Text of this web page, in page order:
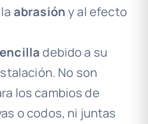
abrasióny al efecto
debido a su
No son
los cambios de
o codos, ni juntas